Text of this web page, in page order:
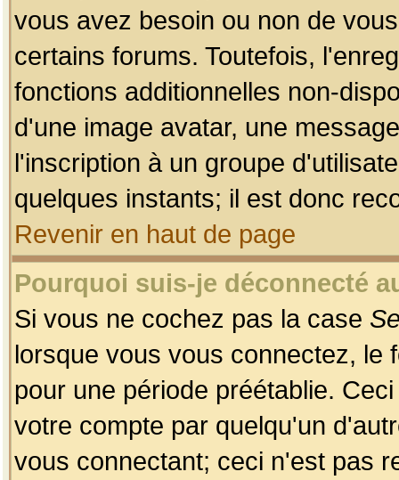
vous avez besoin ou non de
certains forums. Toutefois,
fonctions additionnelles non-
d'une image avatar, une
l'inscription à un groupe
quelques instants; il est donc
Revenir en haut de page
Pourquoi suis-je déconnecté
Si vous ne cochez pas la case
lorsque vous vous connectez, le
pour une période préétablie.
votre compte par quelqu'un
vous connectant; ceci n'est pas